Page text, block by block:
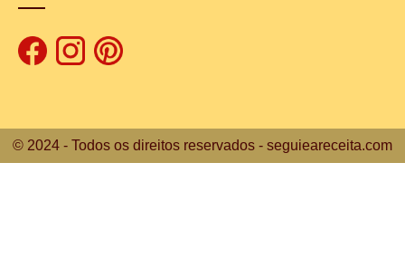
© 2024 - Todos os direitos reservados - seguieareceita.com